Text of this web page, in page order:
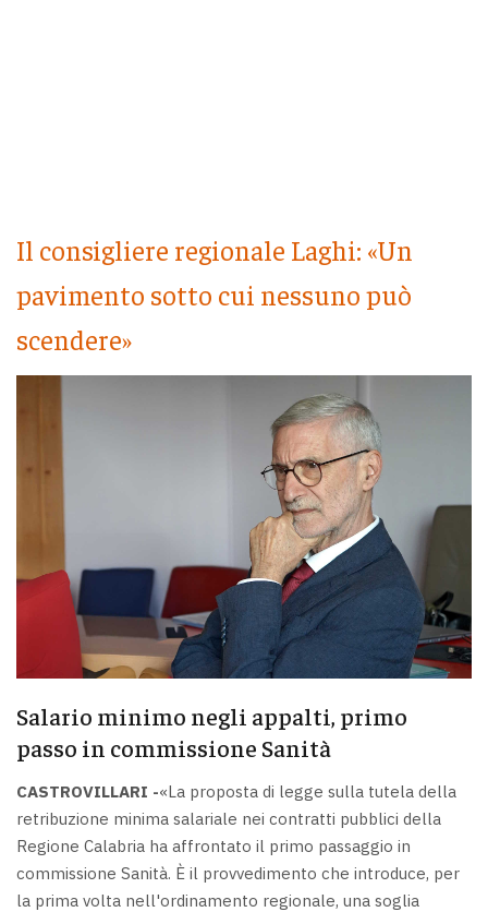
Il consigliere regionale Laghi: «Un
pavimento sotto cui nessuno può
scendere»
Salario minimo negli appalti, primo
passo in commissione Sanità
CASTROVILLARI -«La proposta di legge sulla tutela della
retribuzione minima salariale nei contratti pubblici della
Regione Calabria ha affrontato il primo passaggio in
commissione Sanità. È il provvedimento che introduce, per
la prima volta nell'ordinamento regionale, una soglia